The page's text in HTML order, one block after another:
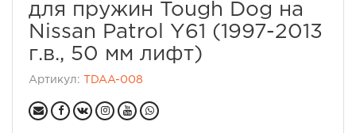
для пружин Tough Dog на
Nissan Patrol Y61 (1997-2013
г.в., 50 мм лифт)
Артикул: TDAA-008